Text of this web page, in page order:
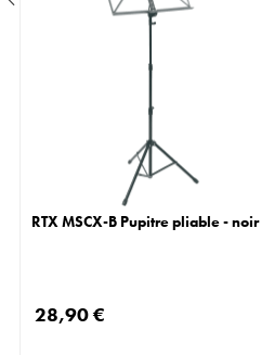
RTX MSCX-B Pupitre pliable - noir
28,90 €